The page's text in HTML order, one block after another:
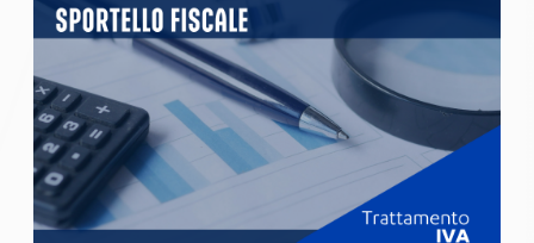
Lotta
La disciplina
News
Gare e Risultati
Attività Didattica
Albi Federali
Karate